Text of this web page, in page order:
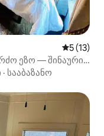
საშუალო
5 (13)
ეზო — შინაური
· სააბაზანო